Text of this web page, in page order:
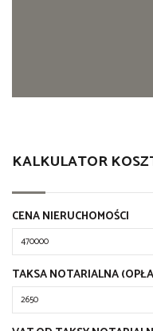
KALKULATOR
CENA NIERUCHOMOŚCI
TAKSA NOTARIALNA